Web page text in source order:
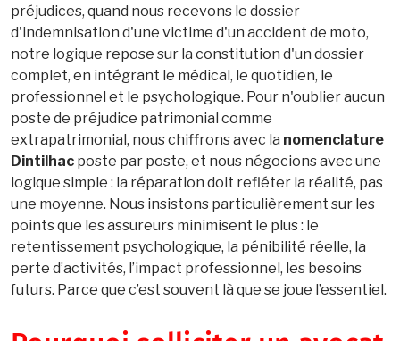
préjudices, quand nous recevons le dossier
d'indemnisation d'une victime d'un accident de moto,
notre logique repose sur la constitution d'un dossier
complet, en intégrant le médical, le quotidien, le
professionnel et le psychologique. Pour n'oublier aucun
poste de préjudice patrimonial comme
extrapatrimonial, nous chiffrons avec la nomenclature
Dintilhac poste par poste, et nous négocions avec une
logique simple : la réparation doit refléter la réalité, pas
une moyenne. Nous insistons particulièrement sur les
points que les assureurs minimisent le plus : le
retentissement psychologique, la pénibilité réelle, la
perte d’activités, l’impact professionnel, les besoins
futurs. Parce que c’est souvent là que se joue l’essentiel.